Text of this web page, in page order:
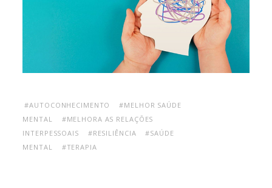
#AUTOCONHECIMENTO
#MELHOR SAÚDE
MENTAL
#MELHORA AS RELAÇÕES
INTERPESSOAIS
#RESILIÊNCIA
#SAÚDE
MENTAL
#TERAPIA